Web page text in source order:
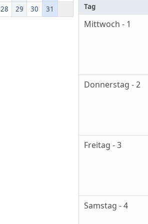
28 29 30 31 Tag
Mittwoch - 1
Donnerstag - 2
Freitag - 3
Samstag - 4